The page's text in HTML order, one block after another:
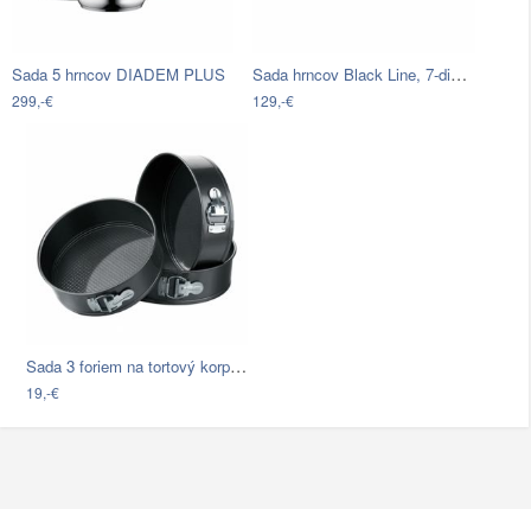
Sada 5 hrncov DIADEM PLUS
299,-€
Sada hrncov Black Line, 7-dielna
129,-€
Sada 3 foriem na tortový korpus Premier…
19,-€